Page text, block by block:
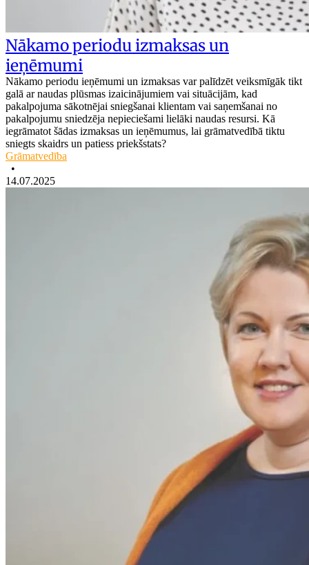
Nākamo periodu izmaksas un
ieņēmumi
Nākamo periodu ieņēmumi un izmaksas var palīdzēt veiksmīgāk tikt
galā ar naudas plūsmas izaicinājumiem vai situācijām, kad
pakalpojuma sākotnējai sniegšanai klientam vai saņemšanai no
pakalpojumu sniedzēja nepieciešami lielāki naudas resursi. Kā
iegrāmatot šādas izmaksas un ieņēmumus, lai grāmatvedībā tiktu
sniegts skaidrs un patiess priekšstats?
Grāmatvedība
•
14.07.2025